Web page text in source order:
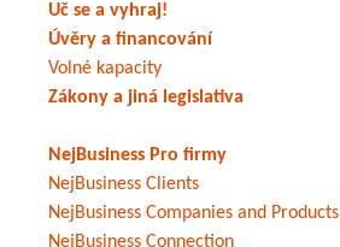
Uč se a vyhraj!
Úvěry a financování
Volné kapacity
Zákony a jiná legislativa
NejBusiness Pro firmy
NejBusiness Clients
NejBusiness Companies and Products
NejBusiness Connection